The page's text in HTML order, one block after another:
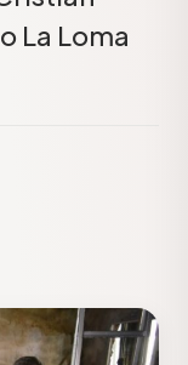
La Loma